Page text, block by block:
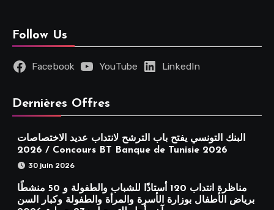
Follow Us
Facebook YouTube LinkedIn
Dernières Offres
البنك التونسي يفتح باب الترشح لانتداب عديد الاختصاصات
2026 / Concours BT Banque de Tunisie 2026
30 juin 2026
مناظرة انتداب 120 أستاذًا للشباب والطفولة و 50 منشطًا
برياض الأطفال بوزارة الأسرة والمرأة والطفولة وكبار السن